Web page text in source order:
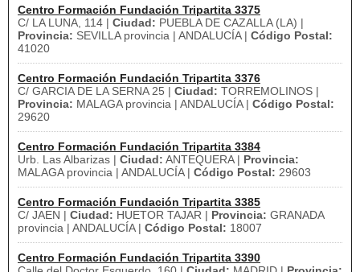
Centro Formación Fundación Tripartita 3375
C/ LA LUNA, 114 | Ciudad: PUEBLA DE CAZALLA (LA) |
Provincia: SEVILLA provincia | ANDALUCÍA | Código Postal:
41020
Centro Formación Fundación Tripartita 3376
C/ GARCIA DE LA SERNA 25 | Ciudad: TORREMOLINOS |
Provincia: MALAGA provincia | ANDALUCÍA | Código Postal:
29620
Centro Formación Fundación Tripartita 3384
Urb. Las Albarizas | Ciudad: ANTEQUERA | Provincia:
MALAGA provincia | ANDALUCÍA | Código Postal: 29603
Centro Formación Fundación Tripartita 3385
C/ JAEN | Ciudad: HUETOR TAJAR | Provincia: GRANADA
provincia | ANDALUCÍA | Código Postal: 18007
Centro Formación Fundación Tripartita 3390